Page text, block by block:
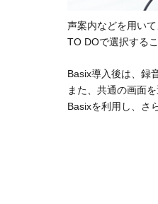
声案内などを用い
TO DOで選択する
Basix導入後は、録
また、共通の画面
Basixを利用し、さ